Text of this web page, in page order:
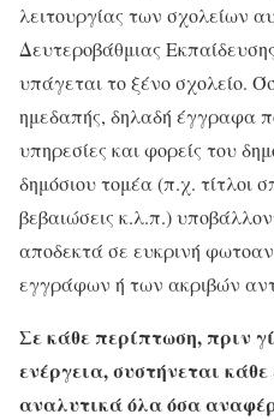
λειτουργίας των σχολείων
Δευτεροβάθμιας
υπάγεται το ξένο σχολείο.
ημεδαπής, δηλαδή έγγραφα
υπηρεσίες και φορείς του
δημόσιου τομέα (π.χ. τίτλοι
βεβαιώσεις κ.λ.π.)
αποδεκτά σε ευκρινή
εγγράφων ή των ακριβών
Σε κάθε περίπτωση, πριν
ενέργεια, συστήνεται
αναλυτικά όλα όσα